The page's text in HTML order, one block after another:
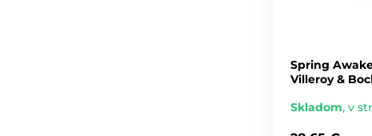
Spring
Villeroy &
Skladom, v